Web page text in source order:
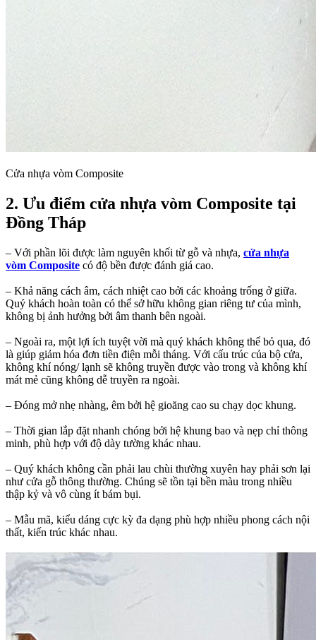
Cửa nhựa vòm Composite
2. Ưu điểm cửa nhựa vòm Composite tại
Đồng Tháp​
– Với phần lõi được làm nguyên khối từ gỗ và nhựa, cửa nhựa
vòm Composite có độ bền được đánh giá cao.
– Khả năng cách âm, cách nhiệt cao bởi các khoảng trống ở giữa.
Quý khách hoàn toàn có thể sở hữu không gian riêng tư của mình,
không bị ảnh hưởng bởi âm thanh bên ngoài.
– Ngoài ra, một lợi ích tuyệt vời mà quý khách không thể bỏ qua, đó
là giúp giảm hóa đơn tiền điện mỗi tháng. Với cấu trúc của bộ cửa,
không khí nóng/ lạnh sẽ không truyền được vào trong và không khí
mát mẻ cũng không dễ truyền ra ngoài.
– Đóng mở nhẹ nhàng, êm bởi hệ gioăng cao su chạy dọc khung.
– Thời gian lắp đặt nhanh chóng bởi hệ khung bao và nẹp chỉ thông
minh, phù hợp với độ dày tường khác nhau.
– Quý khách không cần phải lau chùi thường xuyên hay phải sơn lại
như cửa gỗ thông thường. Chúng sẽ tồn tại bền màu trong nhiều
thập kỷ và vô cùng ít bám bụi.
– Mẫu mã, kiểu dáng cực kỳ đa dạng phù hợp nhiều phong cách nội
thất, kiến trúc khác nhau.